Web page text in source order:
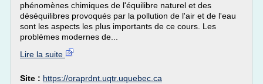
phénomènes chimiques de l'équilibre naturel et des
déséquilibres provoqués par la pollution de l'air et de l'eau
sont les aspects les plus importants de ce cours. Les
problèmes modernes de...
Lire la suite
Site : https://oraprdnt.uqtr.uquebec.ca